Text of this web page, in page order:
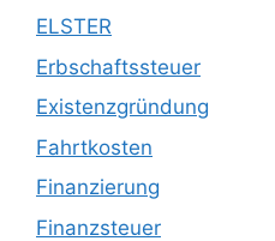
ELSTER
Erbschaftssteuer
Existenzgründung
Fahrtkosten
Finanzierung
Finanzsteuer